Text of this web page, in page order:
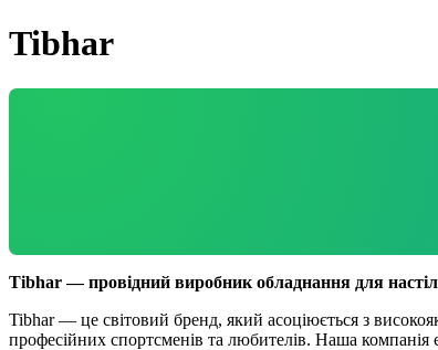
Tibhar
Tibhar — провідний виробник обладнання для
Tibhar — це світовий бренд, який асоціюється з
професійних спортсменів та любителів. Наша компанія